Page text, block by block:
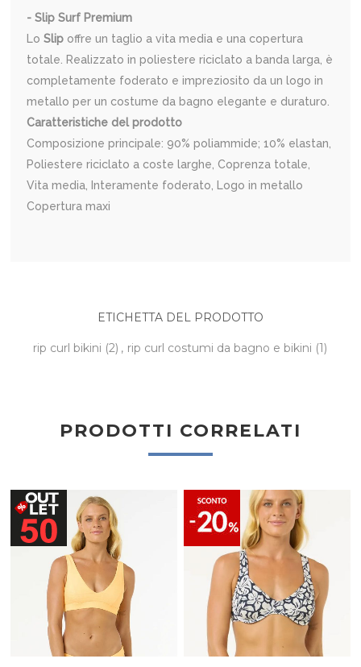
- Slip Surf Premium
LoSlip offre un taglio a vita media e una copertura
totale. Realizzato in poliestere riciclato a banda larga, è
completamente foderato e impreziosito da un logo in
metallo per un costume da bagno elegante e duraturo.
Caratteristiche del prodotto
Composizione principale: 90% poliammide; 10% elastan,
Poliestere riciclato a coste larghe, Coprenza totale,
Vita media, Interamente foderato, Logo in metallo
Copertura maxi
ETICHETTA DEL PRODOTTO
rip curl bikini (2) , rip curl costumi da bagno e bikini (1)
PRODOTTI CORRELATI